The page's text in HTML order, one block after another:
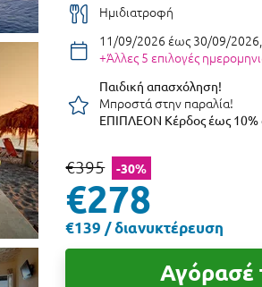
Ημιδιατροφή
11/09/2026 έως 30/09/2026,
+Άλλες 5 επιλογές
Παιδική απασχόληση!
Μπροστά στην παραλία!
ΕΠΙΠΛΕΟΝ Κέρδος έως 10%
€395 -30%
€278
€139 / διανυκτέρευση
Αγόρασέ